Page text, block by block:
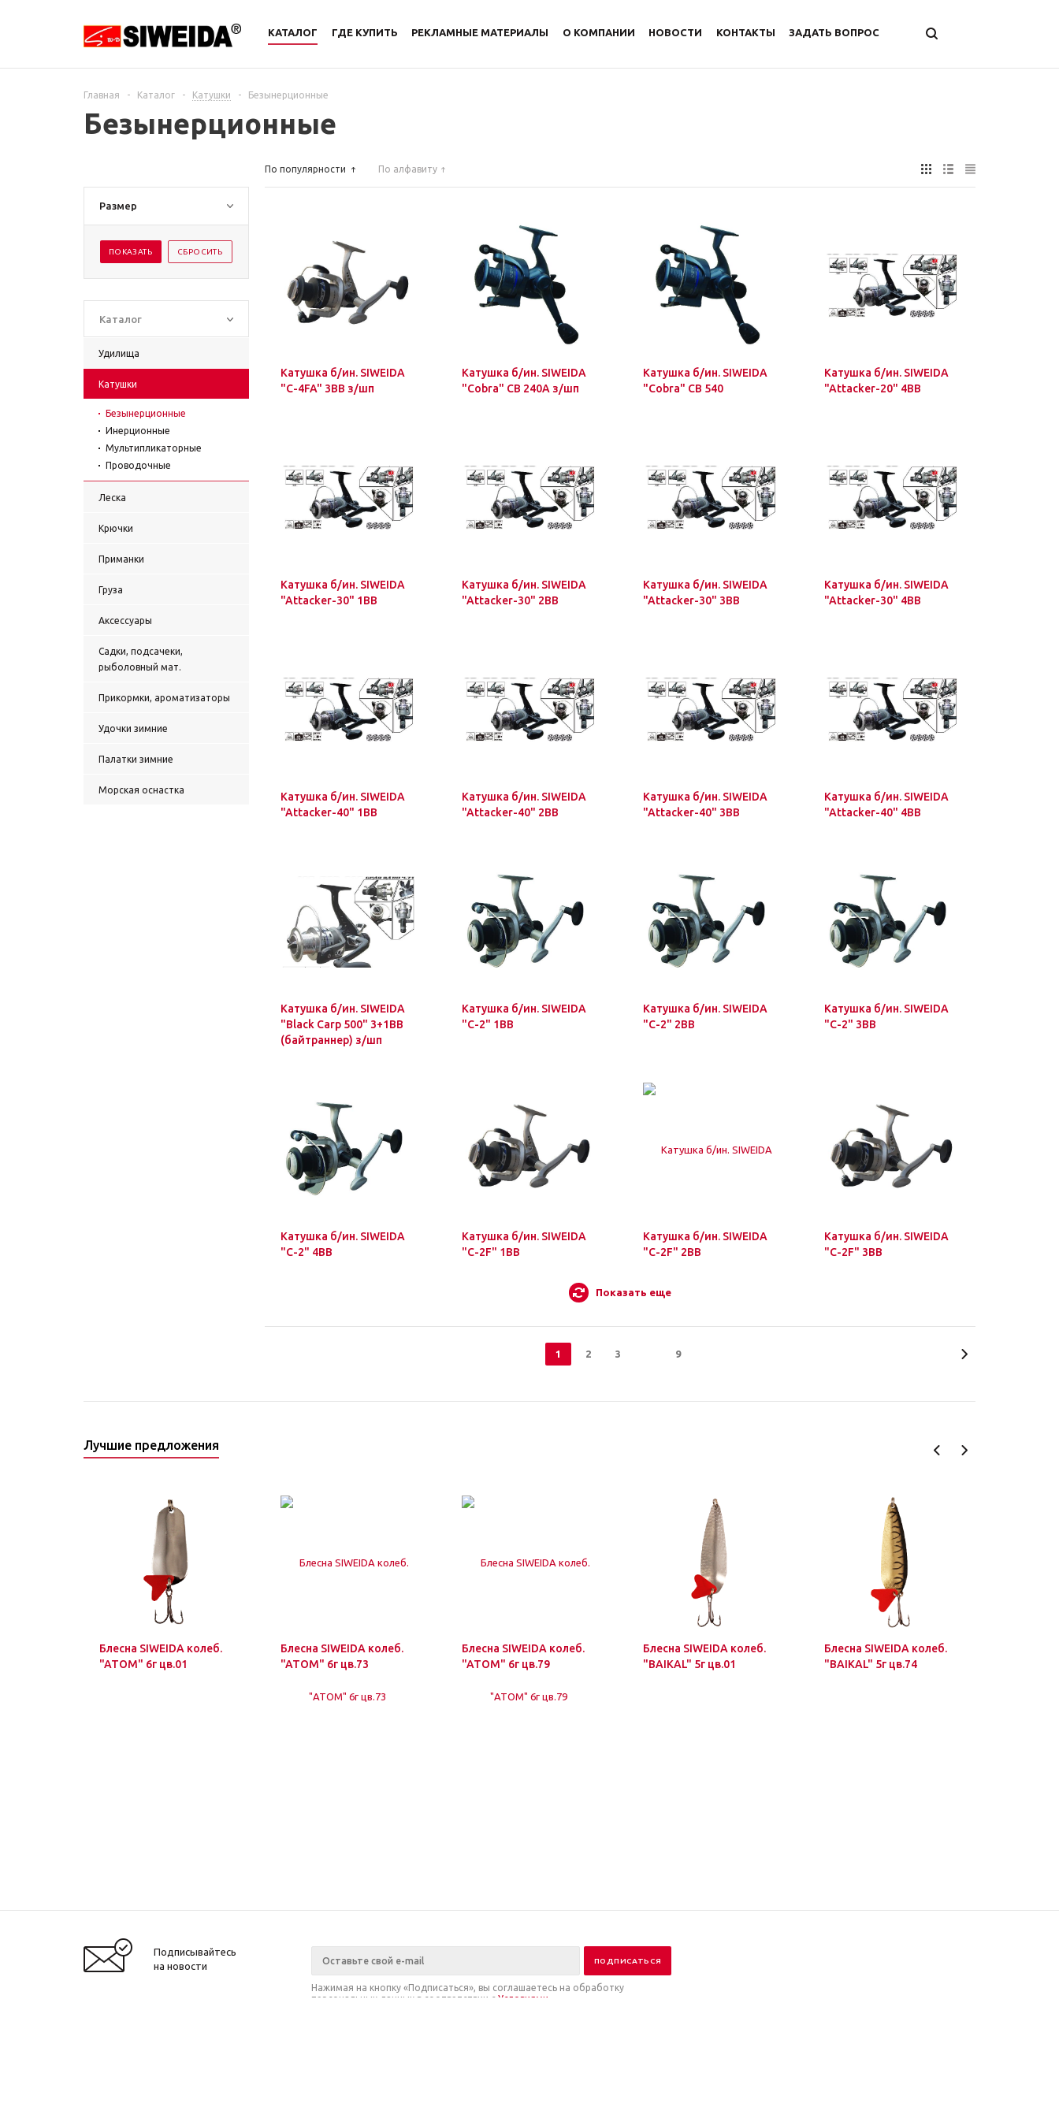
КАТАЛОГ ГДЕ КУПИТЬ РЕКЛАМНЫЕ МАТЕРИАЛЫ О КОМПАНИИ НОВОСТИ КОНТАКТЫ ЗАДАТЬ ВОПРОС
Главная - Каталог - Катушки - Безынерционные
Безынерционные
Размер
Каталог
Удилища
Катушки
Безынерционные
Инерционные
Мультипликаторные
Проводочные
Леска
Крючки
Приманки
Груза
Аксессуары
Садки, подсачеки,
рыболовный мат.
Прикормки, ароматизаторы
Удочки зимние
Палатки зимние
Морская оснастка
По популярности По алфавиту
Катушка б/ин. SIWEIDA
"C-4FA" 3BB з/шп
Катушка б/ин. SIWEIDA
"Cobra" CB 240А з/шп
Катушка б/ин. SIWEIDA
"Cobra" CB 540
Катушка б/ин. SIWEIDA
"Attacker-20" 4BB
Катушка б/ин. SIWEIDA
"Attacker-30" 1BB
Катушка б/ин. SIWEIDA
"Attacker-30" 2BB
Катушка б/ин. SIWEIDA
"Attacker-30" 3BB
Катушка б/ин. SIWEIDA
"Attacker-30" 4BB
Катушка б/ин. SIWEIDA
"Attacker-40" 1BB
Катушка б/ин. SIWEIDA
"Attacker-40" 2BB
Катушка б/ин. SIWEIDA
"Attacker-40" 3BB
Катушка б/ин. SIWEIDA
"Attacker-40" 4BB
Катушка б/ин. SIWEIDA
"Black Carp 500" 3+1BB
(байтраннер) з/шп
Катушка б/ин. SIWEIDA
"C-2" 1BB
Катушка б/ин. SIWEIDA
"C-2" 2BB
Катушка б/ин. SIWEIDA
"C-2" 3BB
Катушка б/ин. SIWEIDA
"C-2" 4BB
Катушка б/ин. SIWEIDA
"C-2F" 1BB
Катушка б/ин. SIWEIDA
"C-2F" 2BB
Катушка б/ин. SIWEIDA
"C-2F" 3BB
Показать еще
1 2 3 9
Лучшие предложения
Блесна SIWEIDA колеб.
"ATOM" 6г цв.01
Блесна SIWEIDA колеб.
"ATOM" 6г цв.73
Блесна SIWEIDA колеб.
"ATOM" 6г цв.79
Блесна SIWEIDA колеб.
"BAIKAL" 5г цв.01
Блесна SIWEIDA колеб.
"BAIKAL" 5г цв.74
Подписывайтесь
на новости
Нажимая на кнопку «Подписаться», вы соглашаетесь на обработку
персональных данных в соответствии с Условиями